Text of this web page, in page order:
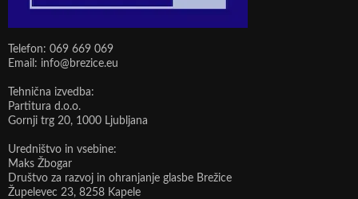
Telefon: 069 669 069
Email: info@brezice.eu
Tehnična izvedba:
Partitura d.o.o.
Gornji trg 20, 1000 Ljubljana
Uredništvo in vsebine:
Maks Žbogar
Društvo za razvoj in ohranjanje glasbe Brežice
Župelevec 23, 8258 Kapele